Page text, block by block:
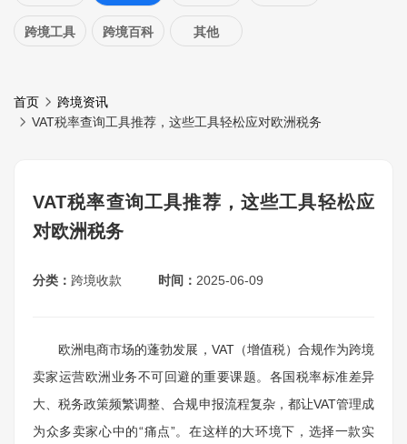
跨境工具 跨境百科 其他
首页
跨境资讯
VAT税率查询工具推荐，这些工具轻松应对欧洲税务
VAT税率查询工具推荐，这些工具轻松应
对欧洲税务
分类： 跨境收款 时间： 2025-06-09
欧洲电商市场的蓬勃发展，VAT（增值税）合规作为跨境
卖家运营欧洲业务不可回避的重要课题。各国税率标准差异
大、税务政策频繁调整、合规申报流程复杂，都让VAT管理成
为众多卖家心中的“痛点”。在这样的大环境下，选择一款实